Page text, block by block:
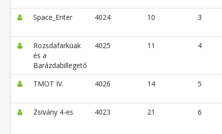
Space_Enter 4024 10 3
Rozsdafarkúak
és a
Barázdabillegető
4025 11 4
TMOT IV. 4026 14 5
Zsivány 4-es 4023 21 6